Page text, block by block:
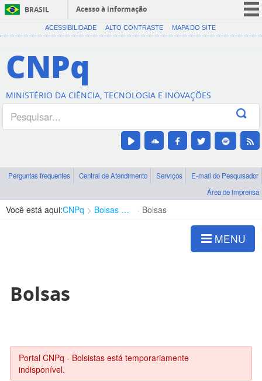
BRASIL
Acesso à informação
CORONAVÍRUS (COVID-19)
Canais
ACESSIBILIDADE ALTO CONTRASTE MAPA DO SITE
CNPq
MINISTÉRIO DA CIÊNCIA, TECNOLOGIA E INOVAÇÕES
Perguntas frequentes Central de Atendimento Serviços
E-mail do Pesquisador
Área de imprensa
Você está aqui:CNPq Bolsas e Auxílios Vigentes Bolsas
MENU
Bolsas
Portal CNPq - Bolsistas está temporariamente
indisponível.